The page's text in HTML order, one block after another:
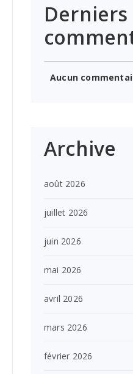
Derniers
Aucun
Archive
août 2026
juillet 2026
juin 2026
mai 2026
avril 2026
mars 2026
février 2026